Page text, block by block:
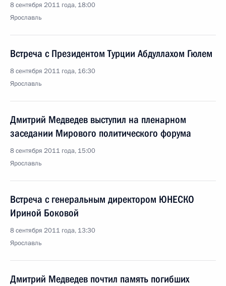
8 сентября 2011 года, 18:00
Ярославль
Встреча с Президентом Турции Абдуллахом Гюлем
8 сентября 2011 года, 16:30
Ярославль
Дмитрий Медведев выступил на пленарном
заседании Мирового политического форума
8 сентября 2011 года, 15:00
Ярославль
Встреча с генеральным директором ЮНЕСКО
Ириной Боковой
8 сентября 2011 года, 13:30
Ярославль
Дмитрий Медведев почтил память погибших